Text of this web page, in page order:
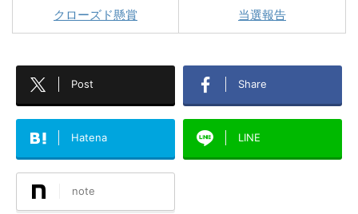
クローズド懸賞 当選報告
Post Share
Hatena LINE
note